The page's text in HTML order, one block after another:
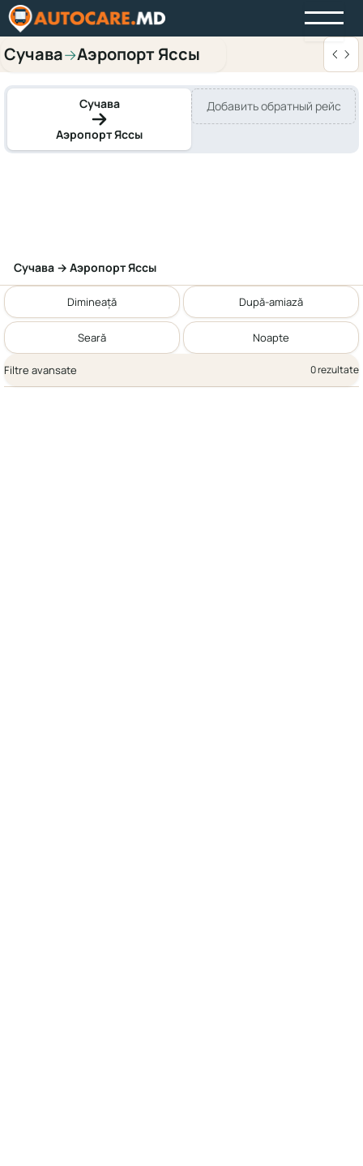
Сучава→Аэропорт Яссы
Сучава
Аэропорт Яссы
Добавить обратный рейс
Сучава → Аэропорт Яссы
Dimineață După-amiază
Seară Noapte
Filtre avansate 0 rezultate